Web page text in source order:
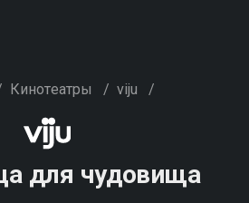
Кинотеатры / viju /
для чудовища